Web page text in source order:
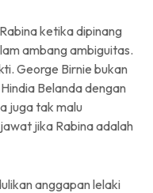
ketika dipinang
ambang ambiguitas.
George Birnie bukan
Belanda dengan
juga tak malu
jika Rabina adalah
anggapan lelaki